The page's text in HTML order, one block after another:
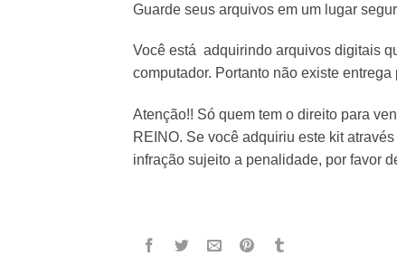
Guarde seus arquivos em um lugar
Você está adquirindo arquivos digitais
computador. Portanto não existe entrega
Atenção!! Só quem tem o direito para
REINO. Se você adquiriu este kit
infração sujeito a penalidade, por favor